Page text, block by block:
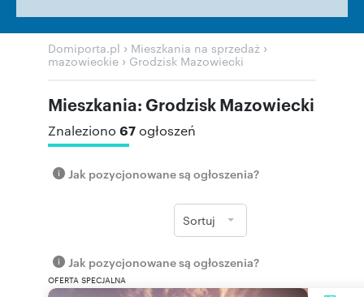
Domiporta.pl › Mieszkania na sprzedaż ›
mazowieckie › Grodzisk Mazowiecki
Mieszkania: Grodzisk Mazowiecki
Znaleziono 67ogłoszeń
Jak pozycjonowane są ogłoszenia?
Sortuj
Jak pozycjonowane są ogłoszenia?
OFERTA SPECJALNA